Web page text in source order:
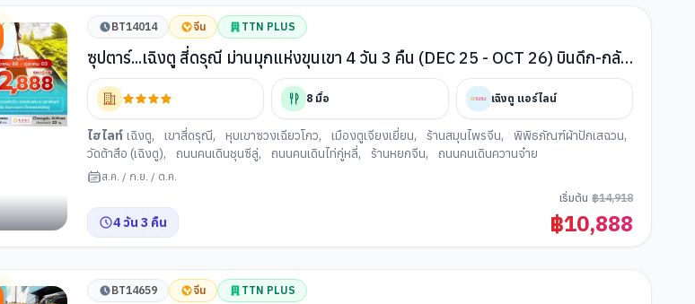
BT14014 จีน TTN PLUS
ซุปตาร์...เฉิงตู สี่ดรุณี ม่านมุกแห่งขุนเขา 4 วัน 3 คืน (DEC 25 - OCT 26) บินดึก-กลับ
ค่ำ
8 มื้อ เฉิงตู แอร์ไลน์
ไฮไลท์ เฉิงตู, เขาสี่ดรุณี, หุบเขาซวงเฉียวโกว, เมืองตูเจียงเยี่ยน, ร้านสมุนไพรจีน, พิพิธภัณฑ์ผ้าปักเสฉวน,
วัดต้าสือ (เฉิงตู), ถนนคนเดินชุนซีลู่, ถนนคนเดินไท่กู่หลี่, ร้านหยกจีน, ถนนคนเดินควานจ๋าย
ส.ค. / ก.ย. / ต.ค.
4 วัน 3 คืน
เริ่มต้น ฿14,918
฿10,888
BT14659 จีน TTN PLUS